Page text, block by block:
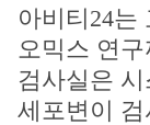
아비티24는
오믹스 연
검사실은
세포변이